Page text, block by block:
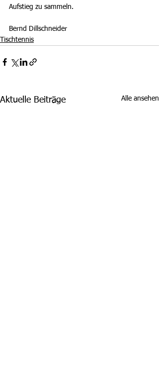
Aufstieg zu sammeln.
Bernd Dillschneider
Tischtennis
Aktuelle Beiträge Alle ansehen